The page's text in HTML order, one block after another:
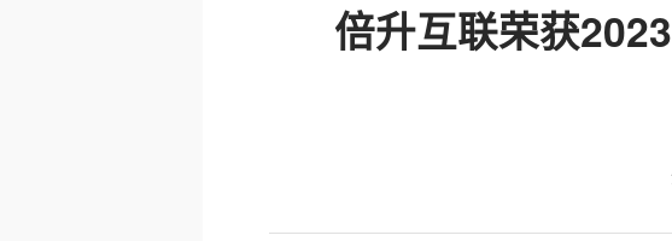
倍升互联荣获